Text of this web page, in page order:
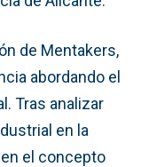
de Mentakers,
abordando el
Tras analizar
en la
el concepto